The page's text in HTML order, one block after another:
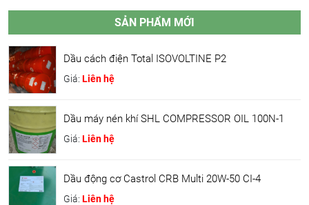
SẢN PHẨM MỚI
Dầu cách điện Total ISOVOLTINE P2
Giá: Liên hệ
Dầu máy nén khí SHL COMPRESSOR OIL 100N-1
Giá: Liên hệ
Dầu động cơ Castrol CRB Multi 20W-50 CI-4
Giá: Liên hệ